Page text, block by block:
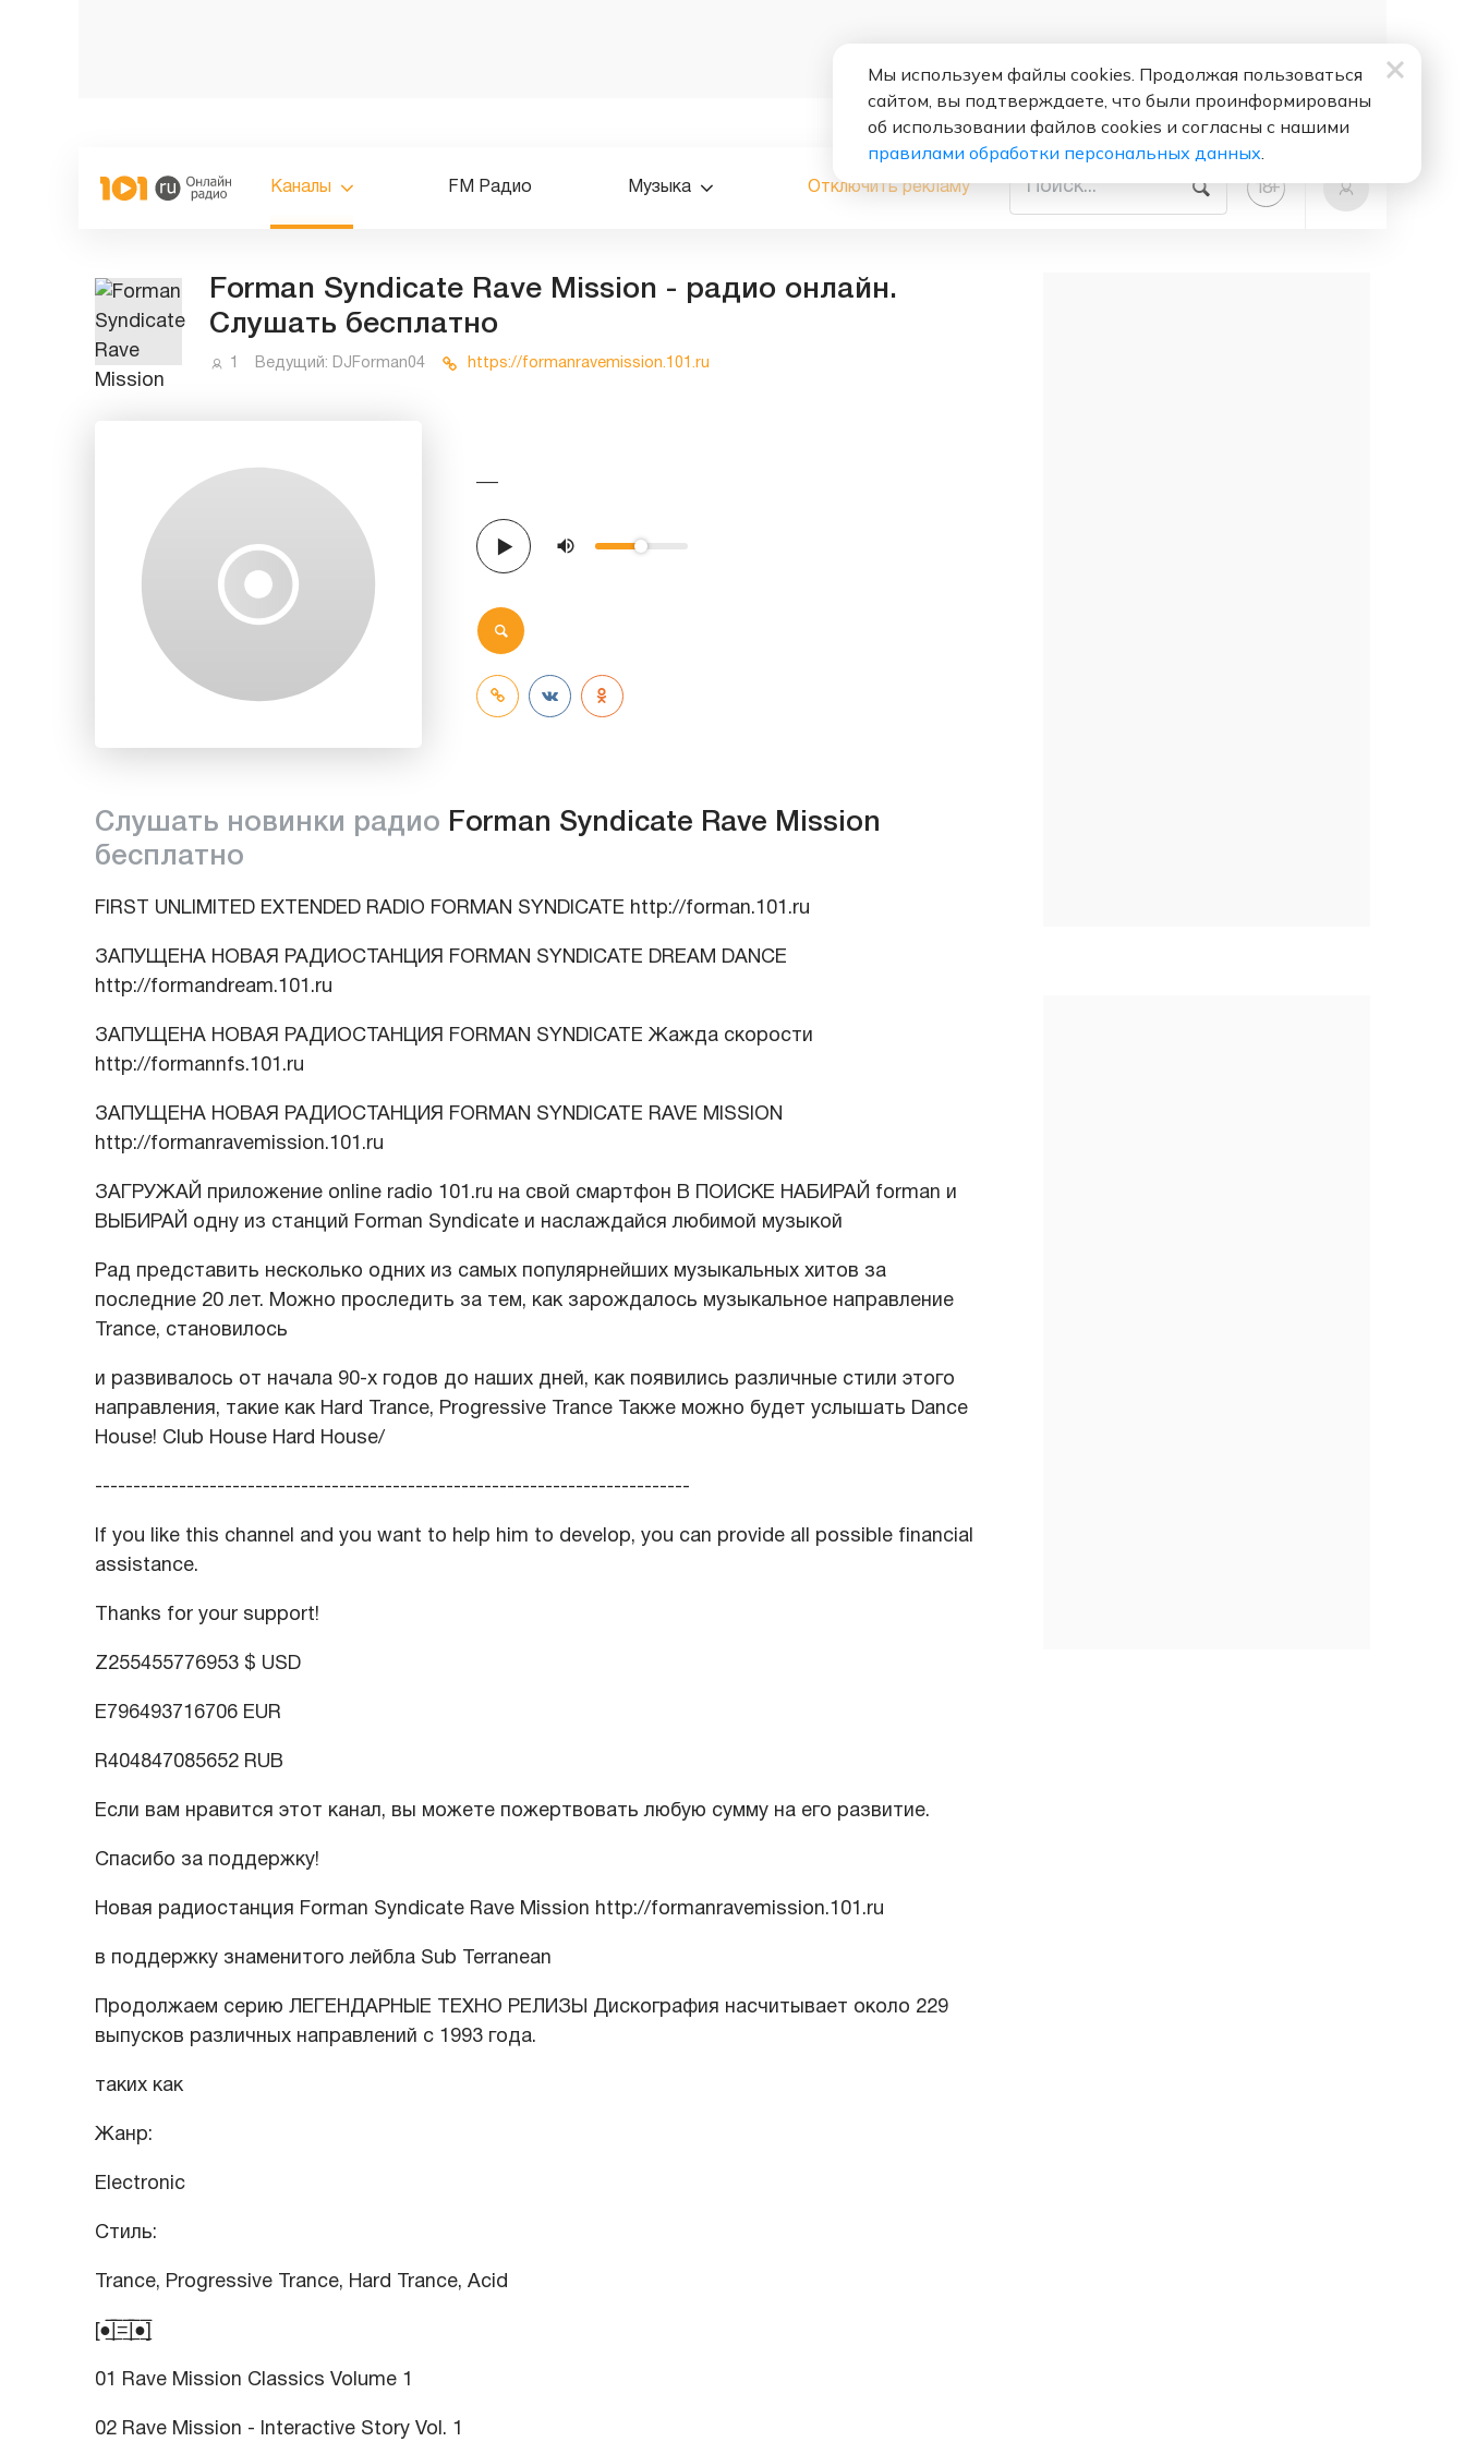
Каналы FM Радио Музыка Отключить рекламу 18+
Forman Syndicate Rave Mission - радио онлайн.
Слушать бесплатно
1 Ведущий: DJForman04 https://formanravemission.101.ru
—
Слушать новинки радио Forman Syndicate Rave Mission
бесплатно
FIRST UNLIMITED EXTENDED RADIO FORMAN SYNDICATE http://forman.101.ru
ЗАПУЩЕНА НОВАЯ РАДИОСТАНЦИЯ FORMAN SYNDICATE DREAM DANCE
http://formandream.101.ru
ЗАПУЩЕНА НОВАЯ РАДИОСТАНЦИЯ FORMAN SYNDICATE Жажда скорости
http://formannfs.101.ru
ЗАПУЩЕНА НОВАЯ РАДИОСТАНЦИЯ FORMAN SYNDICATE RAVE MISSION
http://formanravemission.101.ru
ЗАГРУЖАЙ приложение online radio 101.ru на свой смартфон В ПОИСКЕ НАБИРАЙ forman и
ВЫБИРАЙ одну из станций Forman Syndicate и наслаждайся любимой музыкой
Рад представить несколько одних из самых популярнейших музыкальных хитов за
последние 20 лет. Можно проследить за тем, как зарождалось музыкальное направление
Trance, становилось
и развивалось от начала 90-х годов до наших дней, как появились различные стили этого
направления, такие как Hard Trance, Progressive Trance Также можно будет услышать Dance
House! Club House Hard House/
------------------------------------------------------------------------------
If you like this channel and you want to help him to develop, you can provide all possible financial
assistance.
Thanks for your support!
Z255455776953 $ USD
E796493716706 EUR
R404847085652 RUB
Если вам нравится этот канал, вы можете пожертвовать любую сумму на его развитие.
Спасибо за поддержку!
Новая радиостанция Forman Syndicate Rave Mission http://formanravemission.101.ru
в поддержку знаменитого лейбла Sub Terranean
Продолжаем серию ЛЕГЕНДАРНЫЕ ТЕХНО РЕЛИЗЫ Дискография насчитывает около 229
выпусков различных направлений с 1993 года.
таких как
Жанр:
Electronic
Стиль:
Trance, Progressive Trance, Hard Trance, Acid
[●̲̅̅|̲̅̅=̲̅̅|̲̅̅●̲̅̅]
01 Rave Mission Classics Volume 1
02 Rave Mission - Interactive Story Vol. 1
Мы используем файлы cookies. Продолжая пользоваться
сайтом, вы подтверждаете, что были проинформированы
об использовании файлов cookies и согласны с нашими
правилами обработки персональных данных.